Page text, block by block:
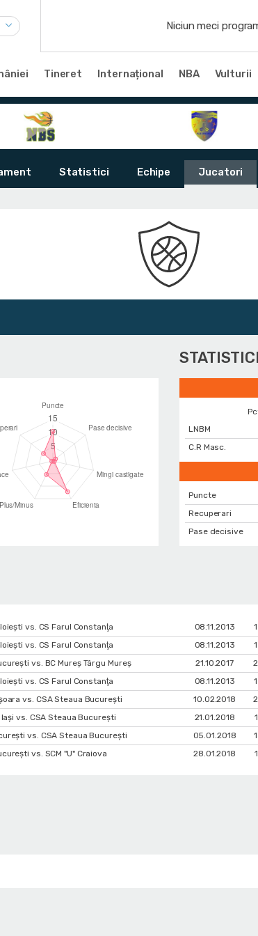
Niciun meci
Tineret Internațional NBA Vulturii
Statistici Echipe Jucatori
LNBM
C.R Masc.
Puncte
Recuperari
Pase decisive
vs. CS Farul Constanţa 08.11.2013
vs. CS Farul Constanţa 08.11.2013
vs. BC Mureș Târgu Mureș 21.10.2017
vs. CS Farul Constanţa 08.11.2013
vs. CSA Steaua București 10.02.2018
vs. CSA Steaua București 21.01.2018
vs. CSA Steaua București 05.01.2018
vs. SCM "U" Craiova 28.01.2018